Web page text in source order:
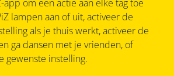
app om een actie aan elke tag toe
lampen aan of uit, activeer de
als je thuis werkt, activeer de
ga dansen met je vrienden, of
gewenste instelling.